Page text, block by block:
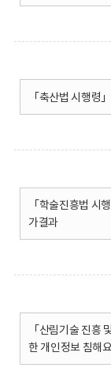
「축산법 시행령
「학술진흥법 시
가결과
「산림기술 진흥
한 개인정보 침해